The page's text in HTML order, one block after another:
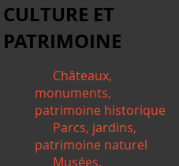
CULTURE ET
PATRIMOINE
Châteaux,
monuments,
patrimoine historique
Parcs, jardins,
patrimoine naturel
Musées,